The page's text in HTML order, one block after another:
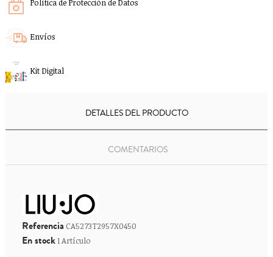
Política de Protección de Datos
Envíos
Kit Digital
DETALLES DEL PRODUCTO
COMENTARIOS
Referencia CA5273T2957X0450
En stock1 Artículo